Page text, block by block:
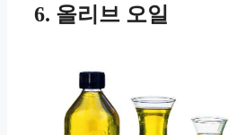
6. 올리브 오일